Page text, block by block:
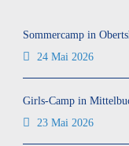
Sommercamp in
24 Mai 2026
Girls-Camp in
23 Mai 2026